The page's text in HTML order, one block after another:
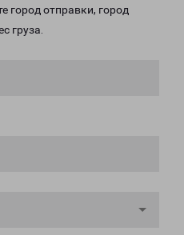
город отправки, город
груза.